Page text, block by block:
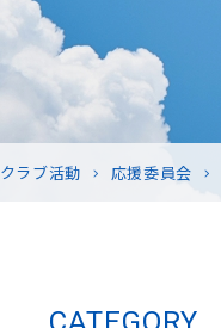
クラブ活動 応援委員会